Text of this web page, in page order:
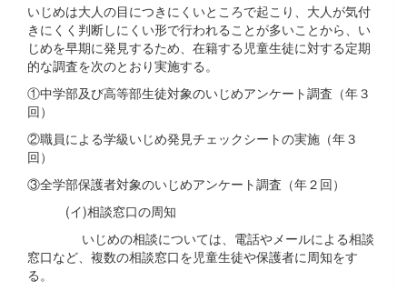
いじめは大人の目につきにくいところで起こり、大人が気付
きにくく判断しにくい形で行われることが多いことから、い
じめを早期に発見するため、在籍する児童生徒に対する定期
的な調査を次のとおり実施する。
①中学部及び高等部生徒対象のいじめアンケート調査（年３
回）
②職員による学級いじめ発見チェックシートの実施（年３
回）
③全学部保護者対象のいじめアンケート調査（年２回）
(イ)相談窓口の周知
いじめの相談については、電話やメールによる相談
窓口など、複数の相談窓口を児童生徒や保護者に周知をす
る。